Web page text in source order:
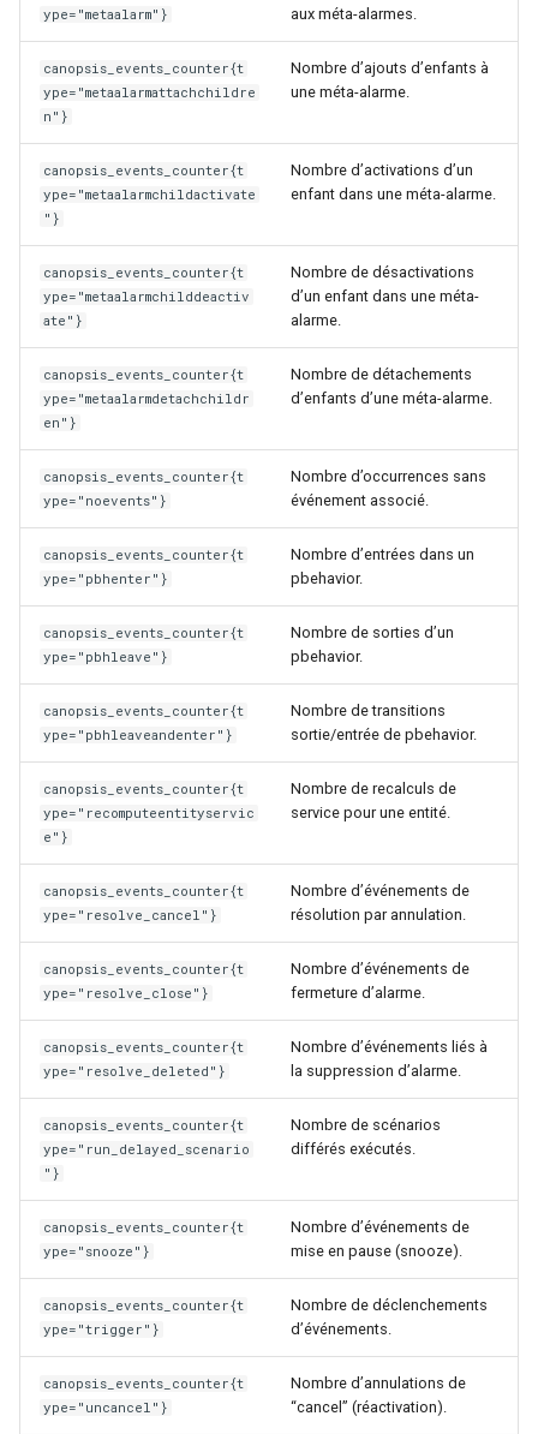
ype="metaalarm"} aux méta-alarmes.
canopsis_events_counter{t
ype="metaalarmattachchildre
n"}
Nombre d’ajouts d’enfants à
une méta-alarme.
canopsis_events_counter{t
ype="metaalarmchildactivate
"}
Nombre d’activations d’un
enfant dans une méta-alarme.
canopsis_events_counter{t
ype="metaalarmchilddeactiv
ate"}
Nombre de désactivations
d’un enfant dans une méta-
alarme.
canopsis_events_counter{t
ype="metaalarmdetachchildr
en"}
Nombre de détachements
d’enfants d’une méta-alarme.
canopsis_events_counter{t
ype="noevents"}
Nombre d’occurrences sans
événement associé.
canopsis_events_counter{t
ype="pbhenter"}
Nombre d’entrées dans un
pbehavior.
canopsis_events_counter{t
ype="pbhleave"}
Nombre de sorties d’un
pbehavior.
canopsis_events_counter{t
ype="pbhleaveandenter"}
Nombre de transitions
sortie/entrée de pbehavior.
canopsis_events_counter{t
ype="recomputeentityservic
e"}
Nombre de recalculs de
service pour une entité.
canopsis_events_counter{t
ype="resolve_cancel"}
Nombre d’événements de
résolution par annulation.
canopsis_events_counter{t
ype="resolve_close"}
Nombre d’événements de
fermeture d’alarme.
canopsis_events_counter{t
ype="resolve_deleted"}
Nombre d’événements liés à
la suppression d’alarme.
canopsis_events_counter{t
ype="run_delayed_scenario
"}
Nombre de scénarios
différés exécutés.
canopsis_events_counter{t
ype="snooze"}
Nombre d’événements de
mise en pause (snooze).
canopsis_events_counter{t
ype="trigger"}
Nombre de déclenchements
d’événements.
canopsis_events_counter{t
ype="uncancel"}
Nombre d’annulations de
“cancel” (réactivation).